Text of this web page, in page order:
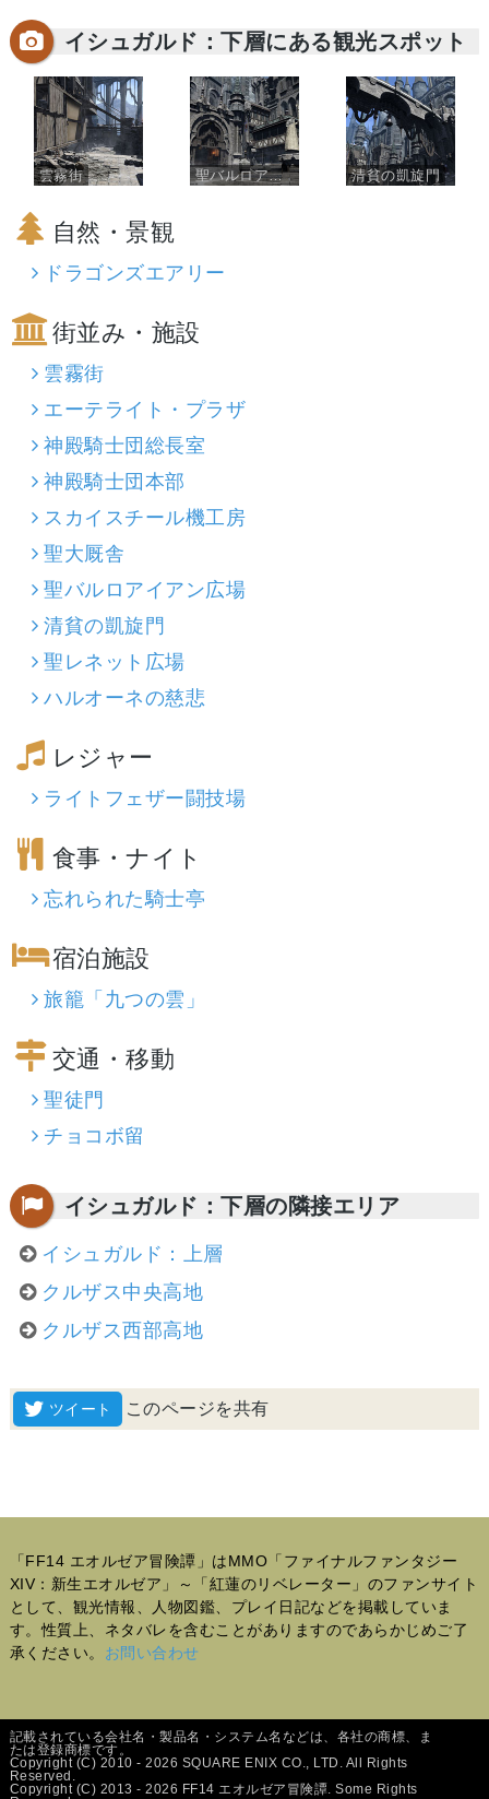
イシュガルド：下層にある観光スポット
雲霧街 聖バルロアイアン広場 清貧の凱旋門
自然・景観
ドラゴンズエアリー
街並み・施設
雲霧街
エーテライト・プラザ
神殿騎士団総長室
神殿騎士団本部
スカイスチール機工房
聖大厩舎
聖バルロアイアン広場
清貧の凱旋門
聖レネット広場
ハルオーネの慈悲
レジャー
ライトフェザー闘技場
食事・ナイト
忘れられた騎士亭
宿泊施設
旅籠「九つの雲」
交通・移動
聖徒門
チョコボ留
イシュガルド：下層の隣接エリア
イシュガルド：上層
クルザス中央高地
クルザス西部高地
このページを共有
「FF14 エオルゼア冒険譚」はMMO「ファイナルファンタジー
XIV：新生エオルゼア」～「紅蓮のリベレーター」のファンサイト
として、観光情報、人物図鑑、プレイ日記などを掲載していま
す。性質上、ネタバレを含むことがありますのであらかじめご了
承ください。 お問い合わせ
記載されている会社名・製品名・システム名などは、各社の商標、ま
たは登録商標です。
Copyright (C) 2010 - 2026 SQUARE ENIX CO., LTD. All Rights
Reserved.
Copyright (C) 2013 - 2026 FF14 エオルゼア冒険譚. Some Rights